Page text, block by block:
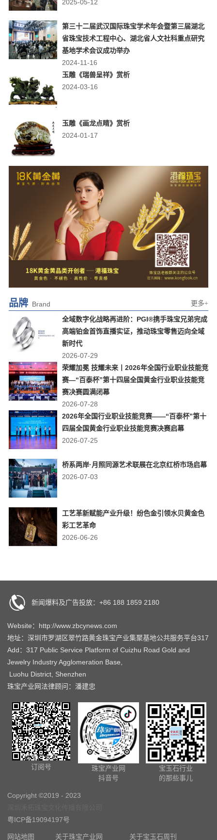
2025-05-12
第三十二届武汉国际珠宝学术年会暨第三届湖北
省珠宝技术工程中心、湖北省人文社科重点研究
基地学术会议成功举办
2024-11-16
玉雕《瑞兽呈祥》赏析
2024-03-16
玉雕《画龙点睛》赏析
2024-01-17
品牌Brand 更多+
全域数字化战略再进阶：PGI®携手珠宝兄弟完成
高端铂金首饰直播实证，推动珠宝零售迈向全域
新时代
2026-07-29
荣耀加冕 技耀未来丨2026年全国行业职业技能竞
赛—“百泰杯”第十四届全国黄金行业职业技能竞
赛决赛圆满闭幕
2026-07-28
2026年全国行业职业技能竞赛——“百泰杯”第十
四届全国黄金行业职业技能竞赛决赛启幕
2026-07-25
桥系两岸·月照同源艺术联展在北京红桥市场启幕
2026-07-03
工艺革新赋能产业升级！纷色金引领水贝黄金色
彩工艺革命
2026-06-26
新闻爆料及广告投放：+86 188 1859 2180
Website：http://www.zbcynews.com
地址：深圳市罗湖区翠竹路黄金珠宝产业集聚基地公共服务平台317
Add：317 Public Service Platform of Cuizhu Road Gold and
Jewelry Industry Agglomeration Base,
Luohu District, Shenzhen
珠宝产业网法律顾问：潘建忠
珠宝产业网
订阅号
珠宝产业网
抖音号
宝玉石行业
的那些事儿
Copyright ©2019 - 2023
粤ICP备19094197号
网站地图 关于珠宝产业网 关于宝玉石周刊